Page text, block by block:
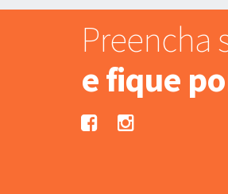
Preencha
e fique